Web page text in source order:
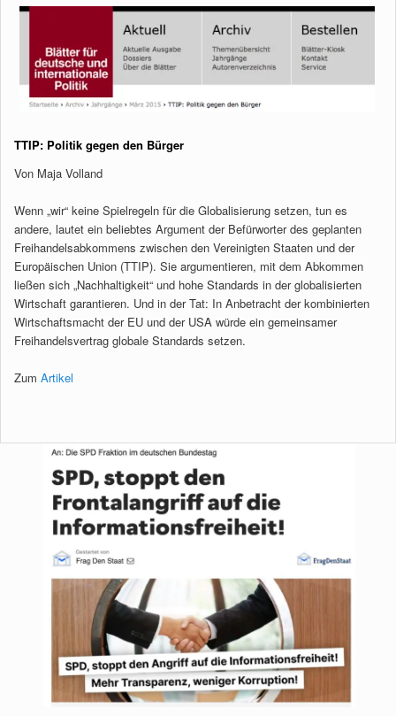
TTIP: Politik gegen den Bürger
Von Maja Volland
Wenn „wir“ keine Spielregeln für die Globalisierung setzen, tun es
andere, lautet ein beliebtes Argument der Befürworter des geplanten
Freihandelsabkommens zwischen den Vereinigten Staaten und der
Europäischen Union (TTIP). Sie argumentieren, mit dem Abkommen
ließen sich „Nachhaltigkeit“ und hohe Standards in der globalisierten
Wirtschaft garantieren. Und in der Tat: In Anbetracht der kombinierten
Wirtschaftsmacht der EU und der USA würde ein gemeinsamer
Freihandelsvertrag globale Standards setzen.
Zum Artikel